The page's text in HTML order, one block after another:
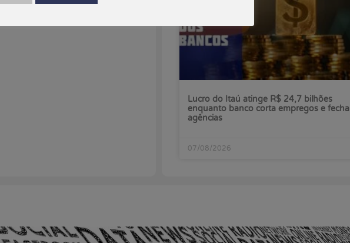
Lucro do Itaú atinge R$ 24,7 bilhões
enquanto banco corta empregos e fecha
agências
07/08/2026